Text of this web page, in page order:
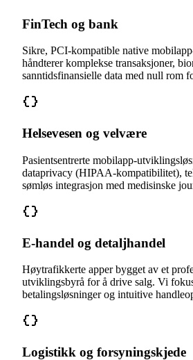
FinTech og bank
Sikre, PCI-kompatible native
håndterer komplekse transaksjoner,
sanntidsfinansielle data med null rom
Helsevesen og velvære
Pasientsentrerte mobilapp-
dataprivacy (HIPAA-kompatibilitet),
sømløs integrasjon med medisinske
E-handel og detaljhandel
Høytrafikkerte apper bygget av et
utviklingsbyrå for å drive salg. Vi
betalingsløsninger og intuitive
Logistikk og forsyningskjede